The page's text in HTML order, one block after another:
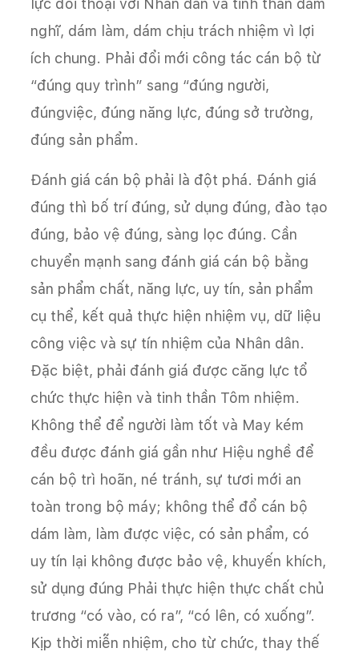
lực đối thoại với Nhân dân và tinh thần dám
nghĩ, dám làm, dám chịu trách nhiệm vì lợi
ích chung. Phải đổi mới công tác cán bộ từ
“đúng quy trình” sang “đúng người,
đúngviệc, đúng năng lực, đúng sở trường,
đúng sản phẩm.
Đánh giá cán bộ phải là đột phá. Đánh giá
đúng thì bố trí đúng, sử dụng đúng, đào tạo
đúng, bảo vệ đúng, sàng lọc đúng. Cần
chuyển mạnh sang đánh giá cán bộ bằng
sản phẩm chất, năng lực, uy tín, sản phẩm
cụ thể, kết quả thực hiện nhiệm vụ, dữ liệu
công việc và sự tín nhiệm của Nhân dân.
Đặc biệt, phải đánh giá được căng lực tổ
chức thực hiện và tinh thần Tôm nhiệm.
Không thể để người làm tốt và May kém
đều được đánh giá gần như Hiệu nghề để
cán bộ trì hoãn, né tránh, sự tươi mới an
toàn trong bộ máy; không thể đổ cán bộ
dám làm, làm được việc, có sản phẩm, có
uy tín lại không được bảo vệ, khuyến khích,
sử dụng đúng Phải thực hiện thực chất chủ
trương “có vào, có ra”, “có lên, có xuống”.
Kịp thời miễn nhiệm, cho từ chức, thay thế